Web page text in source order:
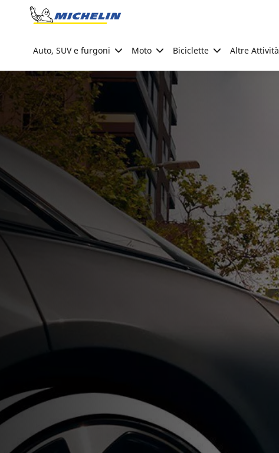
Go to page content
Auto, SUV e furgoni Moto Biciclette Altre Attività